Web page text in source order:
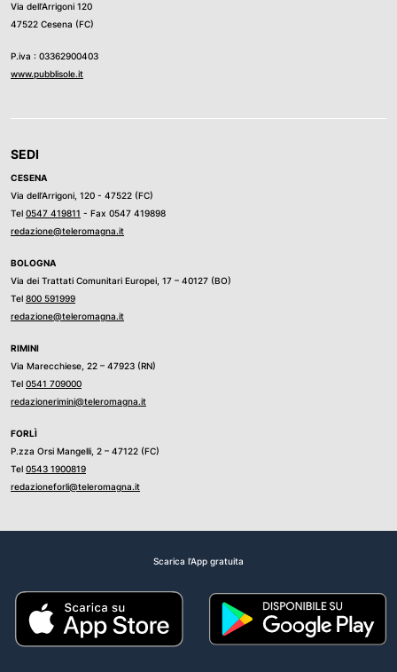
Via dell’Arrigoni 120
47522 Cesena (FC)
P.iva : 03362900403
www.pubblisole.it
SEDI
CESENA
Via dell’Arrigoni, 120 - 47522 (FC)
Tel 0547 419811 - Fax 0547 419898
redazione@teleromagna.it
BOLOGNA
Via dei Trattati Comunitari Europei, 17 – 40127 (BO)
Tel 800 591999
redazione@teleromagna.it
RIMINI
Via Marecchiese, 22 – 47923 (RN)
Tel 0541 709000
redazionerimini@teleromagna.it
FORLÌ
P.zza Orsi Mangelli, 2 – 47122 (FC)
Tel 0543 1900819
redazioneforli@teleromagna.it
Scarica l'App gratuita